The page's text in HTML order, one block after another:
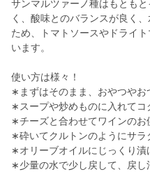
サンマルツァーノ種はもとも
く、酸味とのバランスが良く
ため、トマトソースやドライ
います。
使い方は様々！
∗まずはそのまま、おやつやお
∗スープや炒めものに入れてコ
∗チーズと合わせてワインのお
∗砕いてクルトンのようにサラ
∗オリーブオイルにじっくり漬
∗少量の水で少し戻して、戻